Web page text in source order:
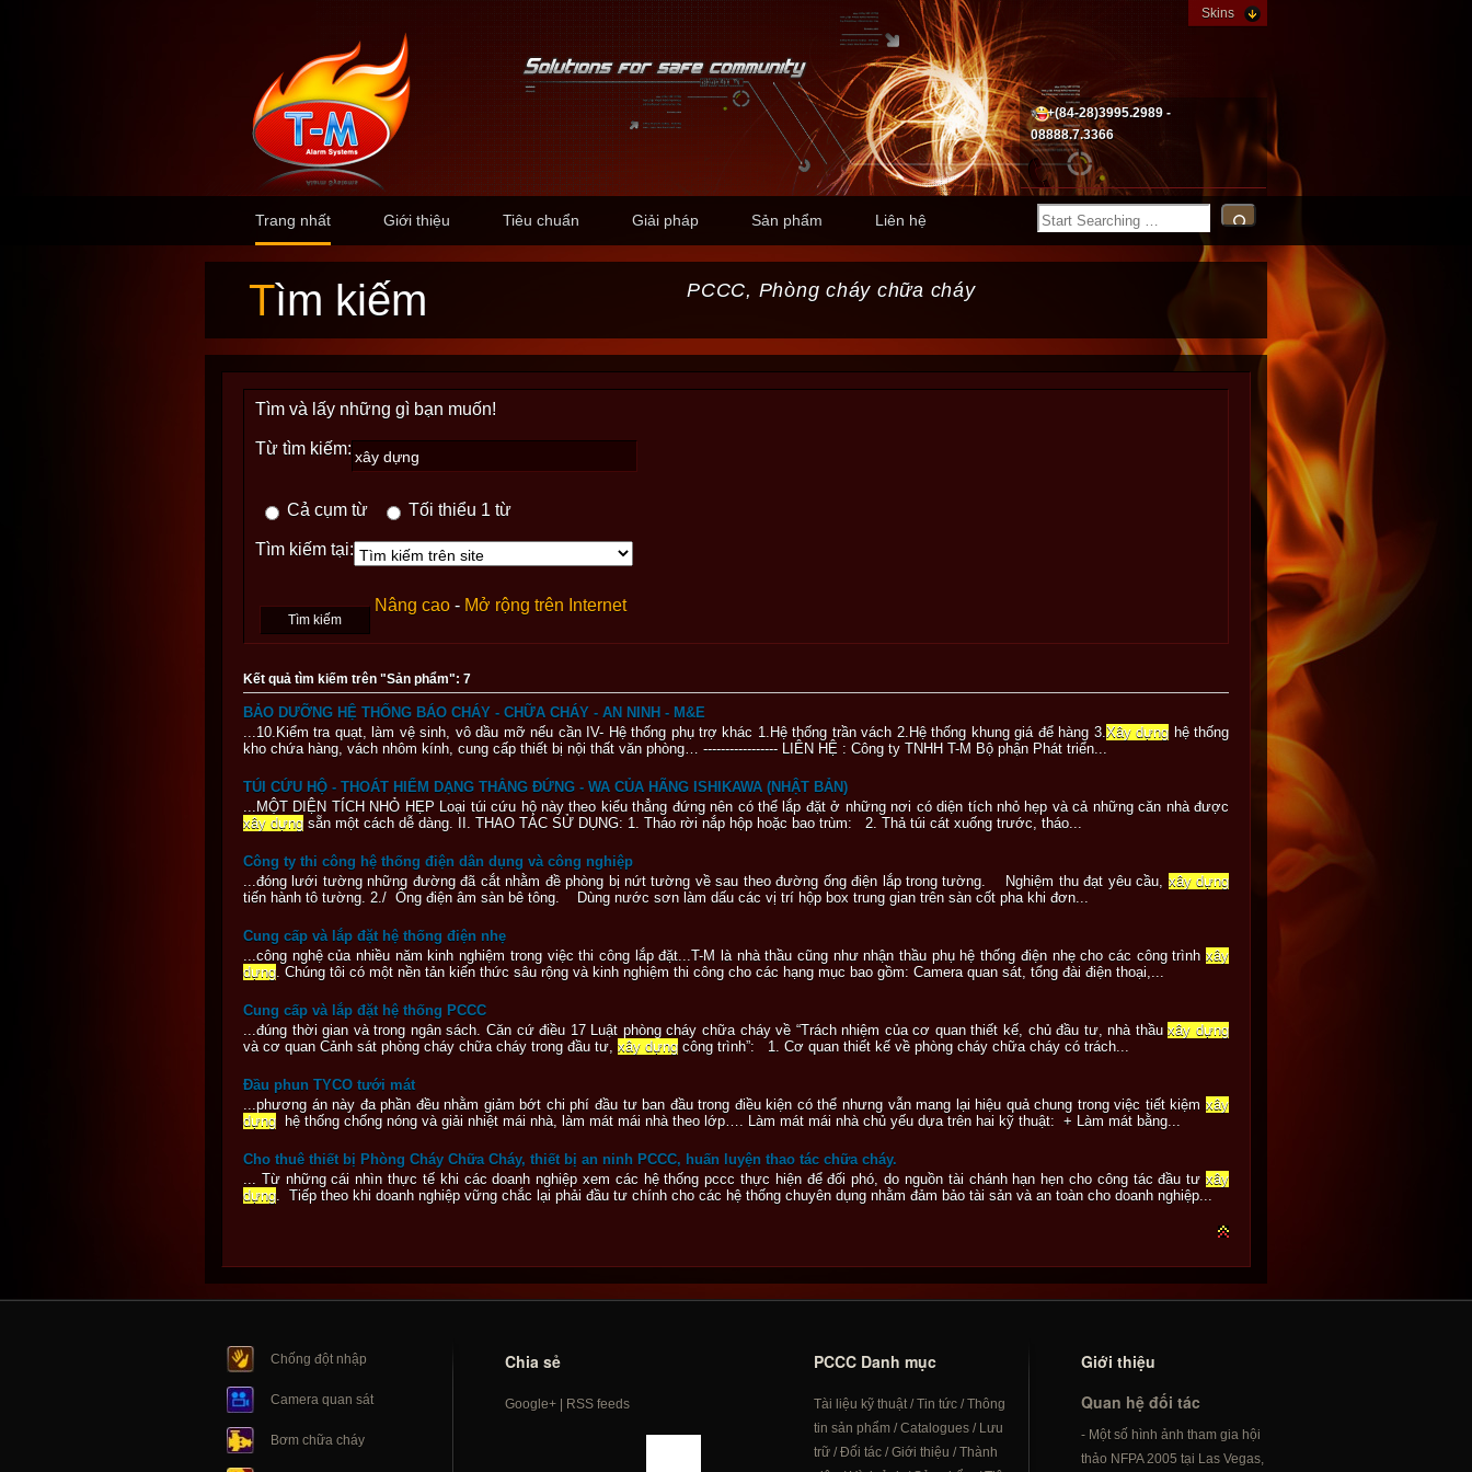
Skins
+(84-28)3995.2989 -
08888.7.3366
Trang nhất Giới thiệu Tiêu chuẩn Giải pháp Sản phẩm Liên hệ
Tìm kiếm PCCC, Phòng cháy chữa cháy
Tìm và lấy những gì bạn muốn!
Từ tìm kiếm:
Cả cụm từ Tối thiểu 1 từ
Tìm kiếm tại:
Nâng cao - Mở rộng trên Internet
Kết quả tìm kiếm trên "Sản phẩm": 7
BẢO DƯỠNG HỆ THỐNG BÁO CHÁY - CHỮA CHÁY - AN NINH - M&E
...10.Kiểm tra quạt, làm vệ sinh, vô dầu mỡ nếu cần IV- Hệ thống phụ trợ khác 1.Hệ thống trần vách 2.Hệ thống khung giá để hàng 3. Xây dựng hệ thống
kho chứa hàng, vách nhôm kính, cung cấp thiết bị nội thất văn phòng… ----------------- LIÊN HỆ : Công ty TNHH T-M Bộ phận Phát triển...
TÚI CỨU HỘ - THOÁT HIỂM DẠNG THẲNG ĐỨNG - WA CỦA HÃNG ISHIKAWA (NHẬT BẢN)
...MỘT DIỆN TÍCH NHỎ HẸP Loại túi cứu hộ này theo kiểu thẳng đứng nên có thể lắp đặt ở những nơi có diện tích nhỏ hẹp và cả những căn nhà được
xây dựng sẵn một cách dễ dàng. II. THAO TÁC SỬ DỤNG: 1. Tháo rời nắp hộp hoặc bao trùm: 2. Thả túi cát xuống trước, tháo...
Công ty thi công hệ thống điện dân dụng và công nghiệp
...đóng lưới tường những đường đã cắt nhằm đề phòng bị nứt tường về sau theo đường ống điện lắp trong tường. Nghiệm thu đạt yêu cầu, xây dựng
tiến hành tô tường. 2./ Ống điện âm sàn bê tông. Dùng nước sơn làm dấu các vị trí hộp box trung gian trên sàn cốt pha khi đơn...
Cung cấp và lắp đặt hệ thống điện nhẹ
...công nghệ của nhiều năm kinh nghiệm trong việc thi công lắp đặt...T-M là nhà thầu cũng như nhận thầu phụ hệ thống điện nhẹ cho các công trình xây
dựng . Chúng tôi có một nền tản kiến thức sâu rộng và kinh nghiệm thi công cho các hạng mục bao gồm: Camera quan sát, tổng đài điện thoại,...
Cung cấp và lắp đặt hệ thống PCCC
...đúng thời gian và trong ngân sách. Căn cứ điều 17 Luật phòng cháy chữa cháy về “Trách nhiệm của cơ quan thiết kế, chủ đầu tư, nhà thầuxây dựng
và cơ quan Cảnh sát phòng cháy chữa cháy trong đầu tư, xây dựng công trình”: 1. Cơ quan thiết kế về phòng cháy chữa cháy có trách...
Đầu phun TYCO tưới mát
...phương án này đa phần đều nhằm giảm bớt chi phí đầu tư ban đầu trong điều kiện có thể nhưng vẫn mang lại hiệu quả chung trong việc tiết kiệm xây
dựng hệ thống chống nóng và giải nhiệt mái nhà, làm mát mái nhà theo lớp…. Làm mát mái nhà chủ yếu dựa trên hai kỹ thuật: + Làm mát bằng...
Cho thuê thiết bị Phòng Cháy Chữa Cháy, thiết bị an ninh PCCC, huấn luyện thao tác chữa cháy.
... Từ những cái nhìn thực tế khi các doanh nghiệp xem các hệ thống pccc thực hiện để đối phó, do nguồn tài chánh hạn hẹn cho công tác đầu tư xây
dựng . Tiếp theo khi doanh nghiệp vững chắc lại phải đầu tư chính cho các hệ thống chuyên dụng nhằm đảm bảo tài sản và an toàn cho doanh nghiệp...
Chống đột nhập
Camera quan sát
Bơm chữa cháy
Chia sẻ
Google+| RSS feeds
PCCC Danh mục
Tài liệu kỹ thuật/Tin tức/Thông
tin sản phẩm/Catalogues/ Lưu
trữ/Đối tác/Giới thiệu /Thành
Giới thiệu
Quan hệ đối tác
- Một số hình ảnh tham gia hội
thảo NFPA 2005 tại Las Vegas,